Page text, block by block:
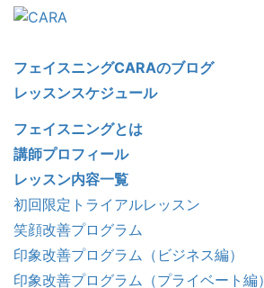
フェイスニングCARAのブログ
レッスンスケジュール
フェイスニングとは
講師プロフィール
レッスン内容一覧
初回限定トライアルレッスン
笑顔改善プログラム
印象改善プログラム（ビジネス編）
印象改善プログラム（プライベート編）